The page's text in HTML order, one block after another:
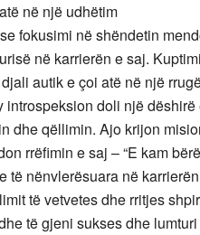
në një udhëtim
fokusimi në shëndetin
në karrierën e saj.
autik e çoi atë në një
doli një
dhe qëllimin. Ajo krijon
rrëfimin e saj – “E kam
të nënvlerësuara në
të vetvetes dhe rritjes
të gjeni sukses dhe